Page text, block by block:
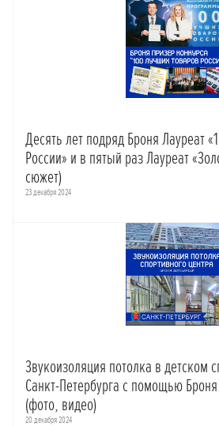
Десять лет подряд Броня Лауреат
России» и в пятый раз Лауреат
сюжет)
23 декабря 2024
Звукоизоляция потолка в детском
Санкт-Петербурга с помощью
(фото, видео)
20 декабря 2024